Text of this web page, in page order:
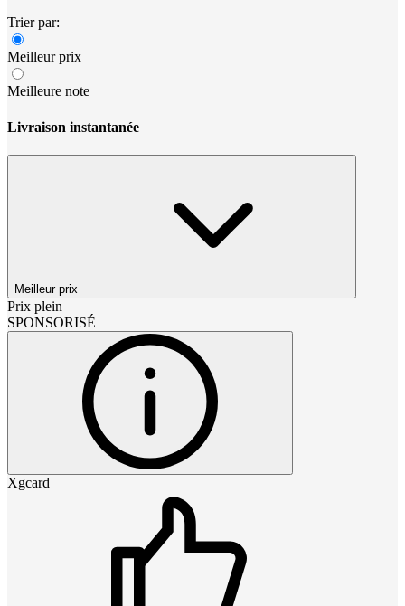
Trier par:
Meilleur prix
Meilleure note
Livraison instantanée
Meilleur prix
Prix plein
SPONSORISÉ
Xgcard